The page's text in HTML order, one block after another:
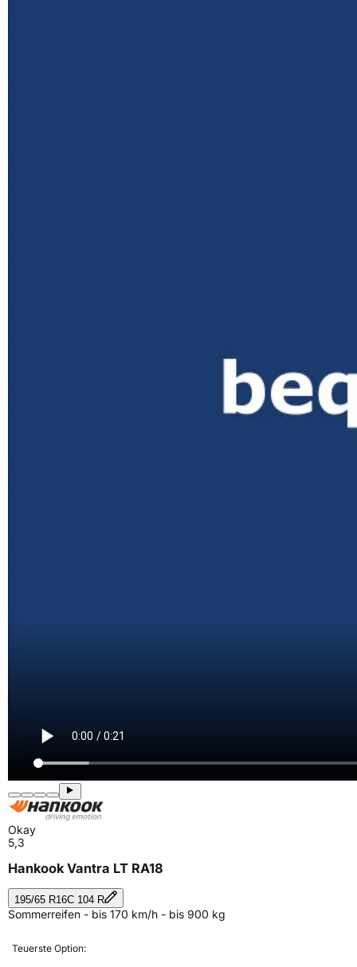
Okay
5,3
Hankook Vantra LT RA18
195/65 R16C 104 R
Sommerreifen - bis 170 km/h - bis 900 kg
Teuerste Option: